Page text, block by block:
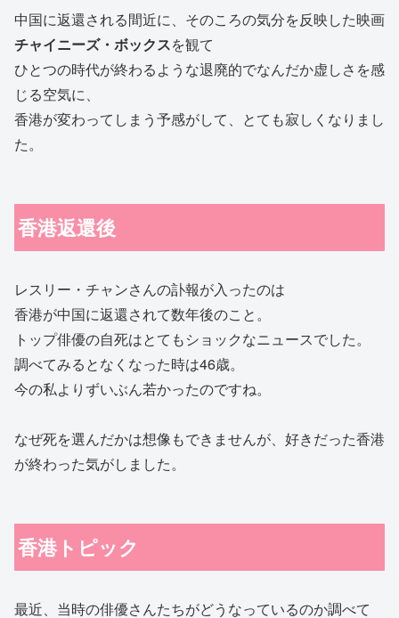
中国に返還される間近に、そのころの気分を反映した映画
チャイニーズ・ボックスを観て
ひとつの時代が終わるような退廃的でなんだか虚しさを感
じる空気に、
香港が変わってしまう予感がして、とても寂しくなりまし
た。
香港返還後
レスリー・チャンさんの訃報が入ったのは
香港が中国に返還されて数年後のこと。
トップ俳優の自死はとてもショックなニュースでした。
調べてみるとなくなった時は46歳。
今の私よりずいぶん若かったのですね。
なぜ死を選んだかは想像もできませんが、好きだった香港
が終わった気がしました。
香港トピック
最近、当時の俳優さんたちがどうなっているのか調べて